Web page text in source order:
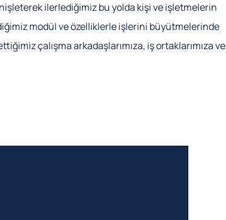
ilerlediğimiz bu yolda kişi ve işletmelerin
modül ve özelliklerle işlerini büyütmelerinde
çalışma arkadaşlarımıza, iş ortaklarımıza ve